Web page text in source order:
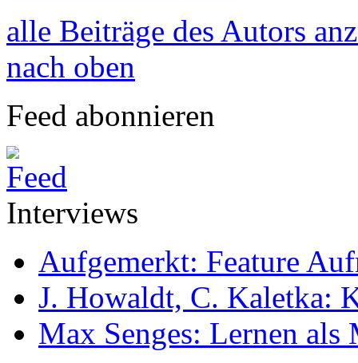
alle Beiträge des Autors
nach oben
Feed abonnieren
Interviews
Aufgemerkt: Feature
J. Howaldt, C. Kaletka:
Max Senges: Lernen als